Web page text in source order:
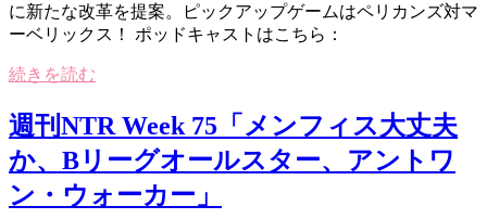
に新たな改革を提案。ピックアップゲームはペリカンズ対マ
ーベリックス！ ポッドキャストはこちら：
続きを読む
週刊NTR Week 75「メンフィス大丈夫
か、Bリーグオールスター、アントワ
ン・ウォーカー」